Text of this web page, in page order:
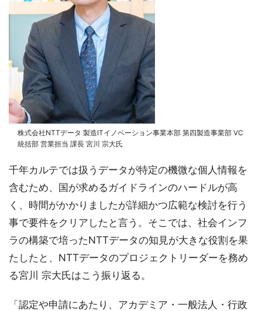
株式会社NTTデータ 製造ITイノベーション事業本部 第四製造事業部 VC
統括部 営業担当 課長 宮川 宗大氏
千年カルテでは扱うデータが特定の機微な個人情報を
含むため、国が求めるガイドラインのハードルが高
く、時間がかかりましたが詳細かつ広範な検討を行う
事で要件をクリアしたと言う。そこでは、社会インフ
ラの構築で培ったNTTデータの知見が大きな役割を果
たしたと、NTTデータのプロジェクトリーダーを務め
る宮川 宗大氏はこう振り返る。
「認定や申請にあたり、アカデミア・一般法人・行政